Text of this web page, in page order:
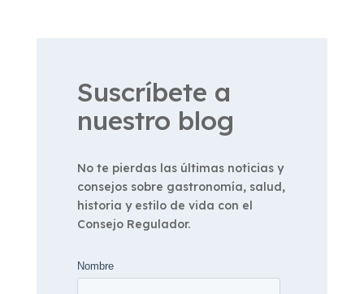
Suscríbete a
nuestro blog
No te pierdas las últimas noticias y
consejos sobre gastronomía, salud,
historia y estilo de vida con el
Consejo Regulador.